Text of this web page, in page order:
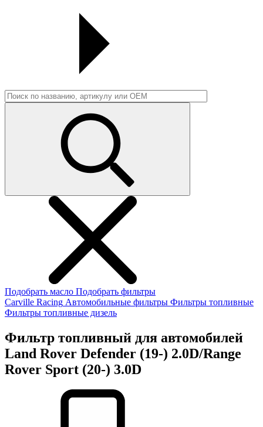
Подобрать масло Подобрать фильтры
Carville Racing Автомобильные фильтры Фильтры топливные
Фильтры топливные дизель
Фильтр топливный для автомобилей
Land Rover Defender (19-) 2.0D/Range
Rover Sport (20-) 3.0D